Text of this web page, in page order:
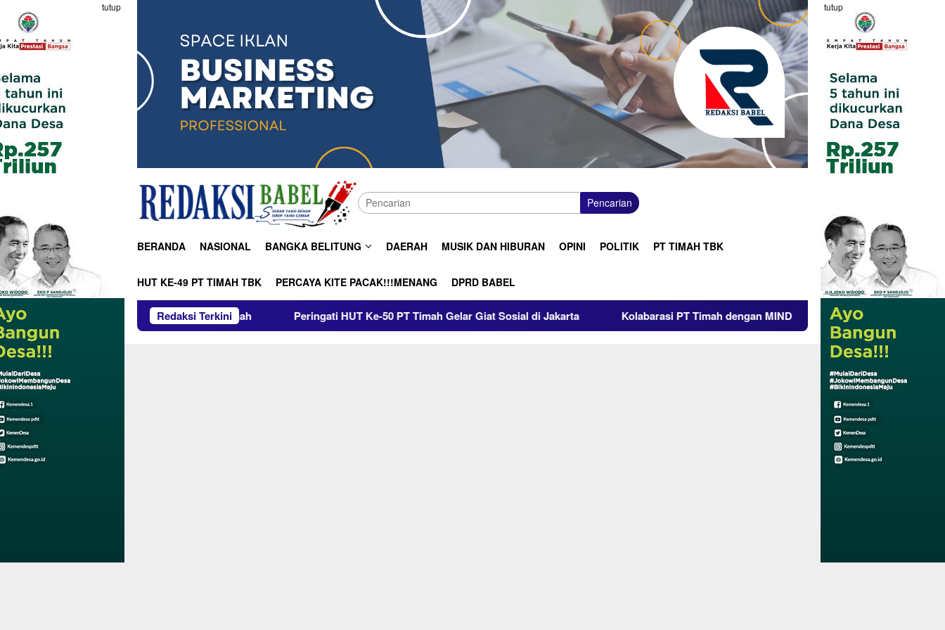
tutup tutup
Pencarian
BERANDA NASIONAL BANGKA BELITUNG DAERAH MUSIK DAN HIBURAN OPINI POLITIK PT TIMAH TBK
HUT KE-49 PT TIMAH TBK PERCAYA KITE PACAK!!!MENANG DPRD BABEL
Redaksi Terkini
Salah Satu Peserta Khitanan Gratis PT Timah Peringati HUT Ke-50 PT Timah Gelar Giat Sosial di Jakarta Kolabarasi PT Timah dengan MIND ID Gelar Program MINDucation